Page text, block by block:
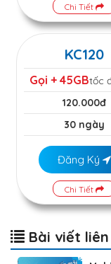
Chi Tiết
KC120
Gọi + 45GBtốc
120.000đ
30 ngày
Đăng Ký
Chi Tiết
Bài viết